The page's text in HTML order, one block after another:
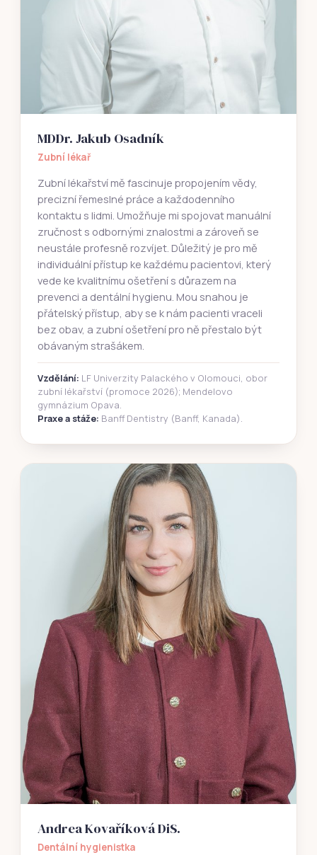
MDDr. Jakub Osadník
Zubní lékař
Zubní lékařství mě fascinuje propojením vědy,
precizní řemeslné práce a každodenního
kontaktu s lidmi. Umožňuje mi spojovat manuální
zručnost s odbornými znalostmi a zároveň se
neustále profesně rozvíjet. Důležitý je pro mě
individuální přístup ke každému pacientovi, který
vede ke kvalitnímu ošetření s důrazem na
prevenci a dentální hygienu. Mou snahou je
přátelský přístup, aby se k nám pacienti vraceli
bez obav, a zubní ošetření pro ně přestalo být
obávaným strašákem.
Vzdělání: LF Univerzity Palackého v Olomouci, obor
zubní lékařství (promoce 2026); Mendelovo
gymnázium Opava.
Praxe a stáže: Banff Dentistry (Banff, Kanada).
Andrea Kovaříková DiS.
Dentální hygienistka